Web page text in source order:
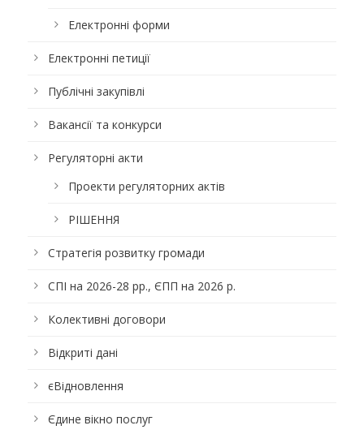
Електронні форми
Електронні петиції
Публічні закупівлі
Вакансії та конкурси
Регуляторні акти
Проекти регуляторних актів
РІШЕННЯ
Стратегія розвитку громади
СПІ на 2026-28 рр., ЄПП на 2026 р.
Колективні договори
Відкриті дані
єВідновлення
Єдине вікно послуг